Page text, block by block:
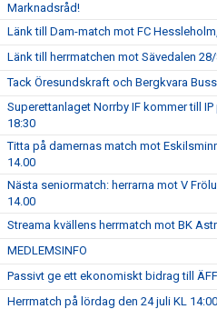
Marknadsråd!
Länk till Dam-match mot FC
Länk till herrmatchen mot Sävedalen
Tack Öresundskraft och Bergkvara
Superettanlaget Norrby IF kommer till
18:30
Titta på damernas match mot
14.00
Nästa seniormatch: herrarna mot V
14.00
Streama kvällens herrmatch mot BK
MEDLEMSINFO
Passivt ge ett ekonomiskt bidrag till ÄFF
Herrmatch på lördag den 24 juli KL 14:00